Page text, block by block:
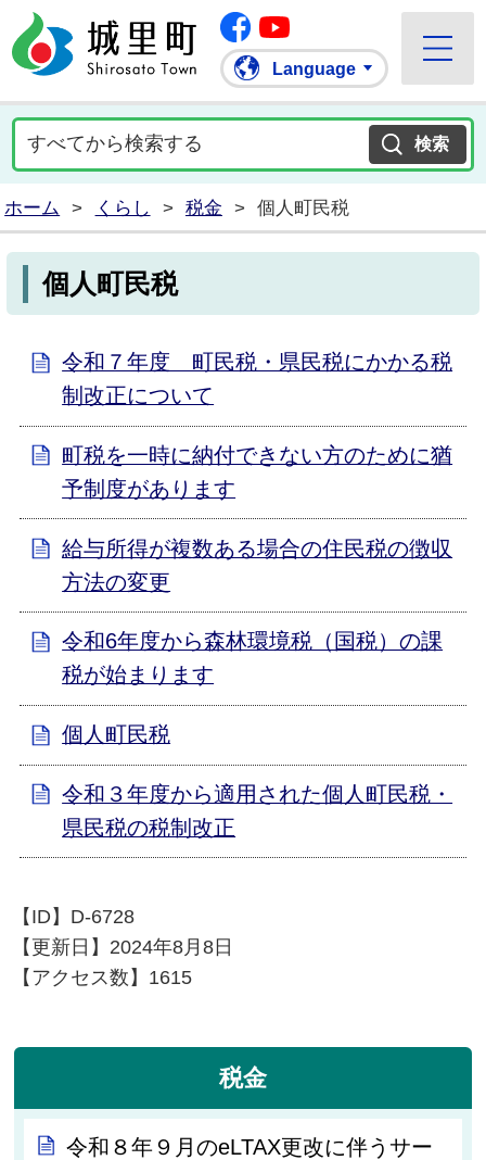
城里町ホームページ
Facebook
Language
ホーム > くらし > 税金 > 個人町民税
個人町民税
令和７年度 町民税・県民税にかかる税
制改正について
町税を一時に納付できない方のために猶
予制度があります
給与所得が複数ある場合の住民税の徴収
方法の変更
令和6年度から森林環境税（国税）の課
税が始まります
個人町民税
令和３年度から適用された個人町民税・
県民税の税制改正
【ID】 D-6728
【更新日】 2024年8月8日
【アクセス数】 1615
税金
令和８年９月のeLTAX更改に伴うサー